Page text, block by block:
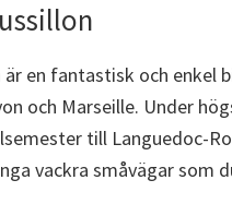
en fantastisk och enkel
och Marseille. Under
till Languedoc-
vackra småvägar som